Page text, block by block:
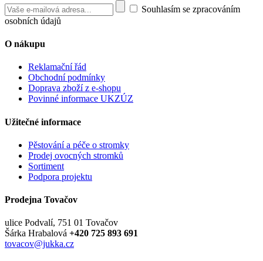
Souhlasím se zpracováním
osobních údajů
O nákupu
Reklamační řád
Obchodní podmínky
Doprava zboží z e-shopu
Povinné informace UKZÚZ
Užitečné informace
Pěstování a péče o stromky
Prodej ovocných stromků
Sortiment
Podpora projektu
Prodejna Tovačov
ulice Podvalí, 751 01 Tovačov
Šárka Hrabalová +420 725 893 691
tovacov@jukka.cz